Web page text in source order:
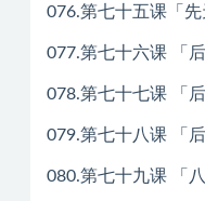
076.第七十五课「
077.第七十六课 「
078.第七十七课 「
079.第七十八课 「
080.第七十九课 「